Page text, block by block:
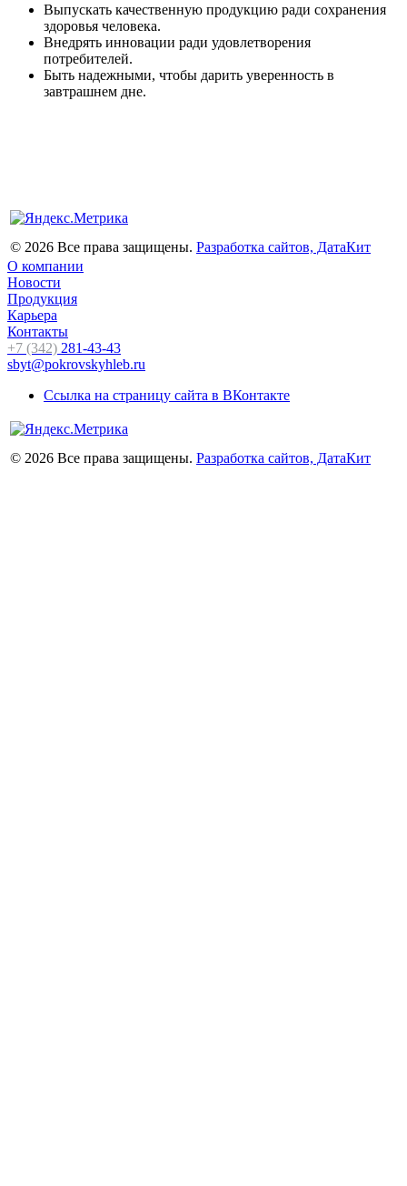
Выпускать качественную продукцию ради сохранения
здоровья человека.
Внедрять инновации ради удовлетворения
потребителей.
Быть надежными, чтобы дарить уверенность в
завтрашнем дне.
© 2026 Все права защищены. Разработка сайтов, ДатаКит
О компании
Новости
Продукция
Карьера
Контакты
+7 (342) 281-43-43
sbyt@pokrovskyhleb.ru
Ссылка на страницу сайта в ВКонтакте
© 2026 Все права защищены. Разработка сайтов, ДатаКит